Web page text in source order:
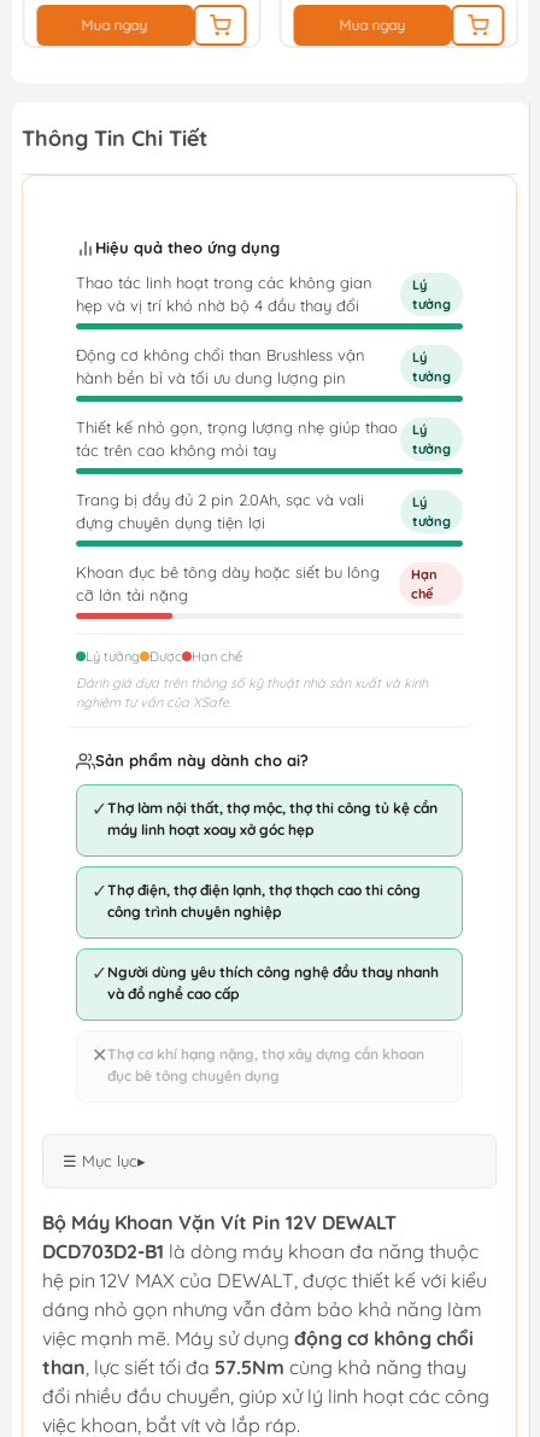
Mua ngay Mua ngay
Thông Tin Chi Tiết
Hiệu quả theo ứng dụng
Thao tác linh hoạt trong các không gian
hẹp và vị trí khó nhờ bộ 4 đầu thay đổi
Lý
tưởng
Động cơ không chổi than Brushless vận
hành bền bỉ và tối ưu dung lượng pin
Lý
tưởng
Thiết kế nhỏ gọn, trọng lượng nhẹ giúp thao
tác trên cao không mỏi tay
Lý
tưởng
Trang bị đầy đủ 2 pin 2.0Ah, sạc và vali
đựng chuyên dụng tiện lợi
Lý
tưởng
Khoan đục bê tông dày hoặc siết bu lông
cỡ lớn tải nặng
Hạn
chế
Lý tưởng Được
Hạn chế
Đánh giá dựa trên thông số kỹ thuật nhà sản xuất và kinh
nghiệm tư vấn của XSafe.
Sản phẩm này dành cho ai?
✓Thợ làm nội thất, thợ mộc, thợ thi công tủ kệ cần
máy linh hoạt xoay xở góc hẹp
✓Thợ điện, thợ điện lạnh, thợ thạch cao thi công
công trình chuyên nghiệp
✓ Người dùng yêu thích công nghệ đầu thay nhanh
và đồ nghề cao cấp
✕Thợ cơ khí hạng nặng, thợ xây dựng cần khoan
đục bê tông chuyên dụng
☰ Mục lục▸
Bộ Máy Khoan Vặn Vít Pin 12V DEWALT
DCD703D2-B1 là dòng máy khoan đa năng thuộc
hệ pin 12V MAX của DEWALT, được thiết kế với kiểu
dáng nhỏ gọn nhưng vẫn đảm bảo khả năng làm
việc mạnh mẽ. Máy sử dụng động cơ không chổi
than, lực siết tối đa 57.5Nm cùng khả năng thay
đổi nhiều đầu chuyển, giúp xử lý linh hoạt các công
việc khoan, bắt vít và lắp ráp.